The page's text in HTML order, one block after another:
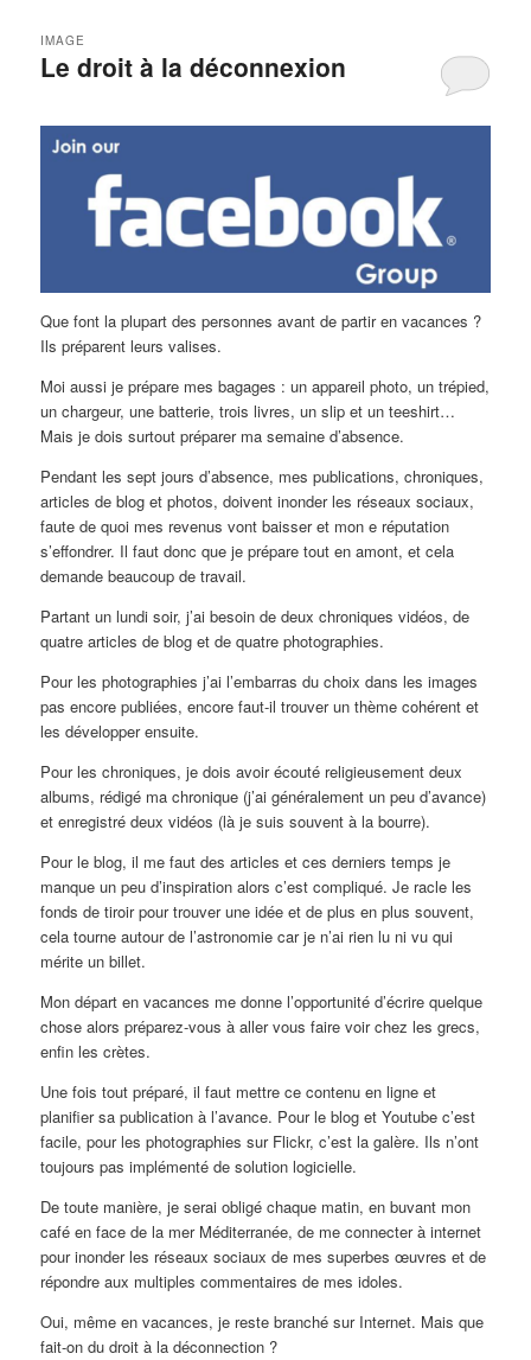
Le droit à la déconnexion
IMAGE
Que font la plupart des personnes avant de partir en vacances ?
Ils préparent leurs valises.
Moi aussi je prépare mes bagages : un appareil photo, un trépied,
un chargeur, une batterie, trois livres, un slip et un teeshirt…
Mais je dois surtout préparer ma semaine d’absence.
Pendant les sept jours d’absence, mes publications, chroniques,
articles de blog et photos, doivent inonder les réseaux sociaux,
faute de quoi mes revenus vont baisser et mon e réputation
s’effondrer. Il faut donc que je prépare tout en amont, et cela
demande beaucoup de travail.
Partant un lundi soir, j’ai besoin de deux chroniques vidéos, de
quatre articles de blog et de quatre photographies.
Pour les photographies j’ai l’embarras du choix dans les images
pas encore publiées, encore faut-il trouver un thème cohérent et
les développer ensuite.
Pour les chroniques, je dois avoir écouté religieusement deux
albums, rédigé ma chronique (j’ai généralement un peu d’avance)
et enregistré deux vidéos (là je suis souvent à la bourre).
Pour le blog, il me faut des articles et ces derniers temps je
manque un peu d’inspiration alors c’est compliqué. Je racle les
fonds de tiroir pour trouver une idée et de plus en plus souvent,
cela tourne autour de l’astronomie car je n’ai rien lu ni vu qui
mérite un billet.
Mon départ en vacances me donne l’opportunité d’écrire quelque
chose alors préparez-vous à aller vous faire voir chez les grecs,
enfin les crètes.
Une fois tout préparé, il faut mettre ce contenu en ligne et
planifier sa publication à l’avance. Pour le blog et Youtube c’est
facile, pour les photographies sur Flickr, c’est la galère. Ils n’ont
toujours pas implémenté de solution logicielle.
De toute manière, je serai obligé chaque matin, en buvant mon
café en face de la mer Méditerranée, de me connecter à internet
pour inonder les réseaux sociaux de mes superbes œuvres et de
répondre aux multiples commentaires de mes idoles.
Oui, même en vacances, je reste branché sur Internet. Mais que
fait-on du droit à la déconnection ?